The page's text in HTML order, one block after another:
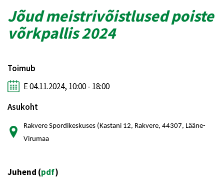
Jõud meistrivõistlused poiste
võrkpallis 2024
Toimub
E 04.11.2024, 10:00 - 18:00
Asukoht
Rakvere Spordikeskuses (Kastani 12, Rakvere, 44307, Lääne-
Virumaa
Juhend (pdf)